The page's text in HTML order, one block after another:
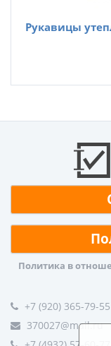
Рукавицы
Политика в
+7 (920) 365-79-55
370027@mail.ru